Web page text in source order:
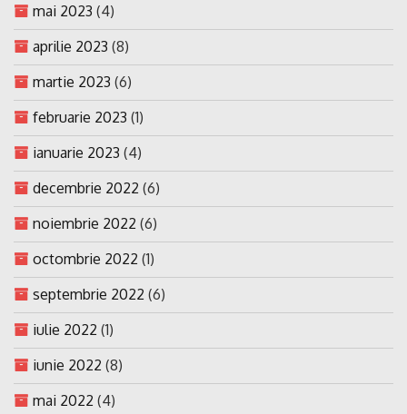
mai 2023 (4)
aprilie 2023 (8)
martie 2023 (6)
februarie 2023 (1)
ianuarie 2023 (4)
decembrie 2022 (6)
noiembrie 2022 (6)
octombrie 2022 (1)
septembrie 2022 (6)
iulie 2022 (1)
iunie 2022 (8)
mai 2022 (4)